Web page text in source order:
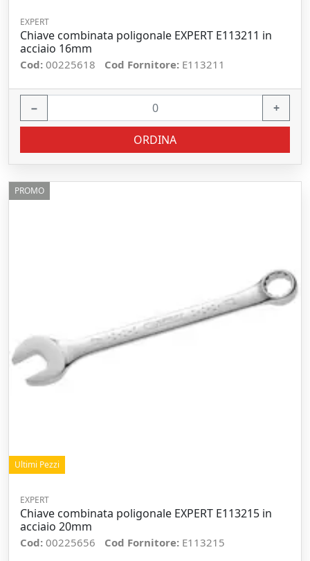
EXPERT
Chiave combinata poligonale EXPERT E113211 in
acciaio 16mm
Cod: 00225618 Cod Fornitore: E113211
− +
ORDINA
Ultimi Pezzi
PROMO
EXPERT
Chiave combinata poligonale EXPERT E113215 in
acciaio 20mm
Cod: 00225656 Cod Fornitore: E113215